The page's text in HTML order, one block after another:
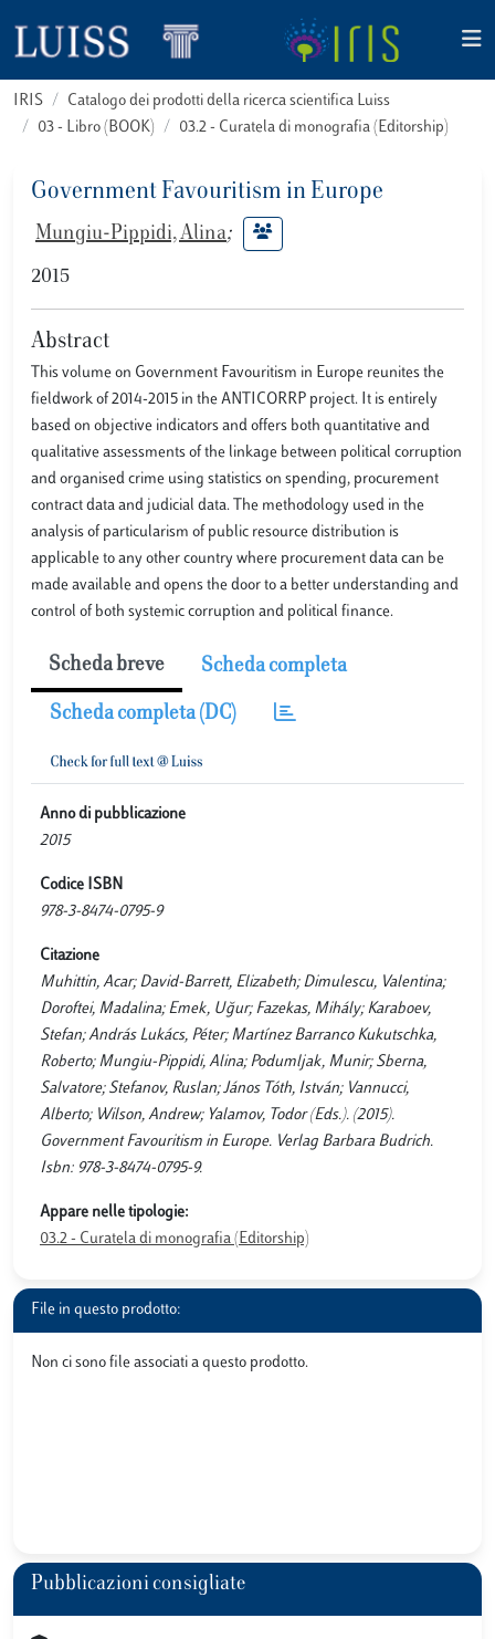
IRIS
Catalogo dei prodotti della ricerca scientifica Luiss
03 - Libro (BOOK)
03.2 - Curatela di monografia (Editorship)
Government Favouritism in Europe
Mungiu-Pippidi, Alina;
2015
Abstract
This volume on Government Favouritism in Europe reunites the
fieldwork of 2014-2015 in the ANTICORRP project. It is entirely
based on objective indicators and offers both quantitative and
qualitative assessments of the linkage between political corruption
and organised crime using statistics on spending, procurement
contract data and judicial data. The methodology used in the
analysis of particularism of public resource distribution is
applicable to any other country where procurement data can be
made available and opens the door to a better understanding and
control of both systemic corruption and political finance.
Scheda breve Scheda completa
Scheda completa (DC)
Anno di pubblicazione
2015
Codice ISBN
978-3-8474-0795-9
Citazione
Muhittin, Acar; David-Barrett, Elizabeth; Dimulescu, Valentina;
Doroftei, Madalina; Emek, Uğur; Fazekas, Mihály; Karaboev,
Stefan; András Lukács, Péter; Martínez Barranco Kukutschka,
Roberto; Mungiu-Pippidi, Alina; Podumljak, Munir; Sberna,
Salvatore; Stefanov, Ruslan; János Tóth, István; Vannucci,
Alberto; Wilson, Andrew; Yalamov, Todor (Eds.). (2015).
Government Favouritism in Europe. Verlag Barbara Budrich.
Isbn: 978-3-8474-0795-9.
Appare nelle tipologie:
03.2 - Curatela di monografia (Editorship)
File in questo prodotto:
Non ci sono file associati a questo prodotto.
Pubblicazioni consigliate